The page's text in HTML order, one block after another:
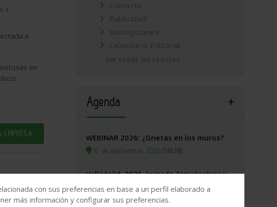
ti.
e
en
EMPRESA
Contacto
Publicidad
Suscripciones
Calendario Editorial
Ver todas las revistas
Agenda
WEBINAR 2026: ¿Grietas en los muros?
17 de septiembre, 2026/ONLINE
Valladolid, 2026. Jornada Arquitectura y
Construcción
22 de septiembre, 2026/Valladolid
con sus preferencias en base a un perfil elaborado a
más información y configurar sus preferencias.